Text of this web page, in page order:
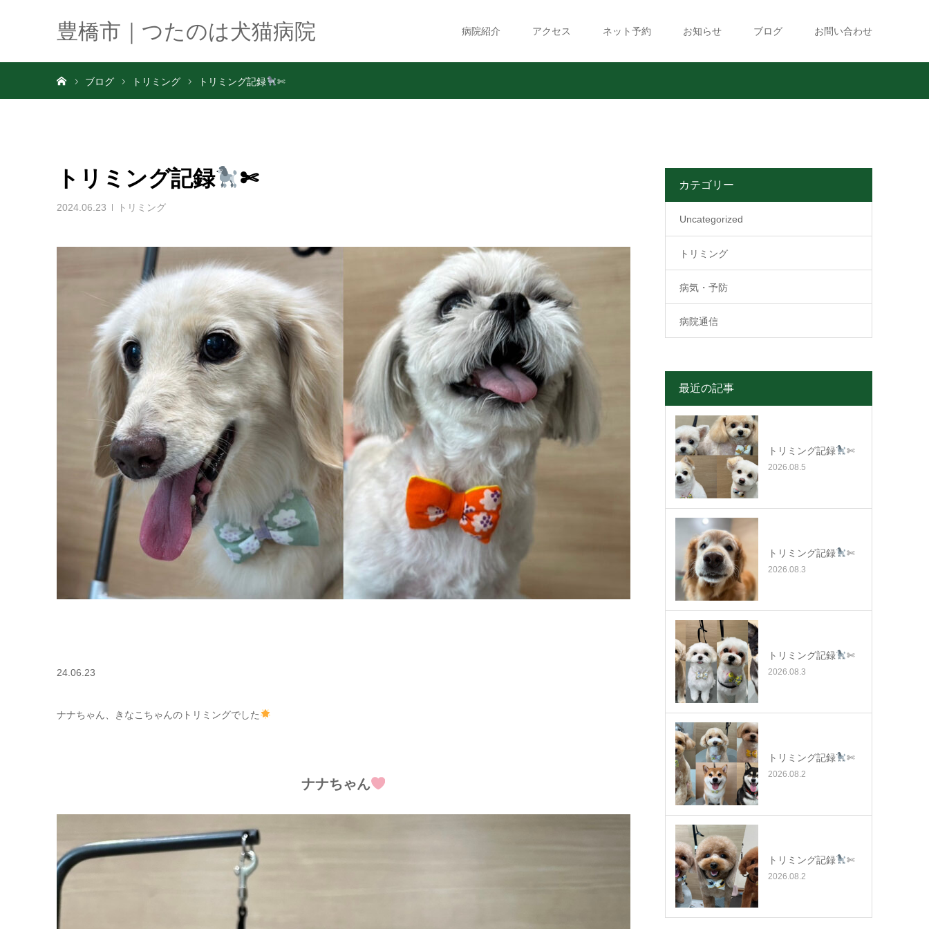
豊橋市｜つたのは犬猫病院 病院紹介 アクセス ネット予約 お知らせ ブログ お問い合わせ
ブログ トリミング トリミング記録 ✄
トリミング記録 ✄
2024.06.23 トリミング
24.06.23
ナナちゃん、きなこちゃんのトリミングでした
ナナちゃん
カテゴリー
Uncategorized
トリミング
病気・予防
病院通信
最近の記事
トリミング記録 ✄
2026.08.5
トリミング記録 ✄
2026.08.3
トリミング記録 ✄
2026.08.3
トリミング記録 ✄
2026.08.2
トリミング記録 ✄
2026.08.2